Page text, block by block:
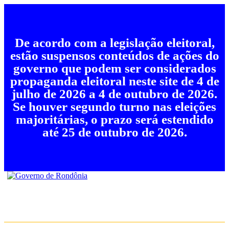
De acordo com a legislação eleitoral,
estão suspensos conteúdos de ações do
governo que podem ser considerados
propaganda eleitoral neste site de 4 de
julho de 2026 a 4 de outubro de 2026.
Se houver segundo turno nas eleições
majoritárias, o prazo será estendido
até 25 de outubro de 2026.